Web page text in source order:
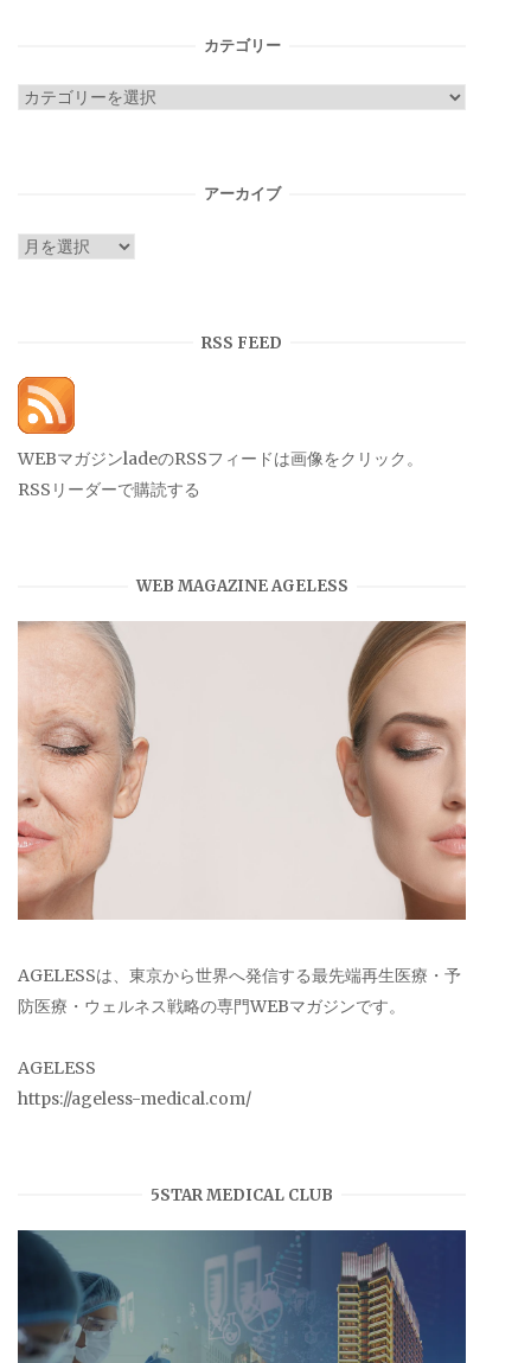
カテゴリー
カ
アーカイブ
ア
RSS FEED
WEBマガジンladeのRSSフィードは画像をクリック。
RSSリーダーで購読する
WEB MAGAZINE AGELESS
AGELESSは、東京から世界へ発信する最先端再生医療・予
防医療・ウェルネス戦略の専門WEBマガジンです。
AGELESS
https://ageless-medical.com/
5STAR MEDICAL CLUB